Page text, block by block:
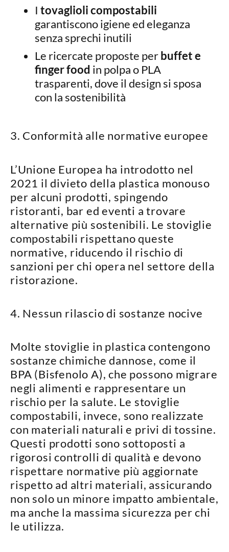
I tovaglioli compostabili
garantiscono igiene ed eleganza
senza sprechi inutili
Le ricercate proposte perbuffet e
finger food in polpa o PLA
trasparenti, dove il design si sposa
con la sostenibilità
3. Conformità alle normative europee
L’Unione Europea ha introdotto nel
2021 ildivieto della plastica monouso
per alcuni prodotti, spingendo
ristoranti, bar ed eventi a trovare
alternative più sostenibili. Le stoviglie
compostabili rispettano queste
normative, riducendo il rischio di
sanzioni per chi opera nel settore della
ristorazione.
4. Nessun rilascio di sostanze nocive
Molte stoviglie in plastica contengono
sostanze chimiche dannose, come il
BPA (Bisfenolo A), che possono migrare
negli alimenti e rappresentare un
rischio per la salute. Le stoviglie
compostabili, invece, sono realizzate
con materiali naturali e privi di tossine.
Questi prodotti sono sottoposti a
rigorosi controlli di qualità e devono
rispettare normative più aggiornate
rispetto ad altri materiali, assicurando
non solo un minore impatto ambientale,
ma anche la massima sicurezza per chi
le utilizza.